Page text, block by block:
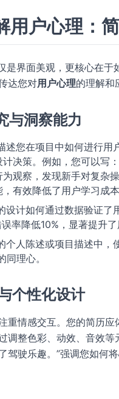
用户心理：
是界面美观，更核心在
达您对用户心理的理解和
与洞察能力
述您在项目中如何进行用
决策。例如，您可以写
观察，发现新手对复杂
有效降低了用户学习成
设计如何通过数据验证了
率降低10%，显著提升
个人陈述或项目描述中，
同理心。
个性化设计
重情感交互。您的简历
调整色彩、动效、音效
驾驶乐趣。”强调您如何